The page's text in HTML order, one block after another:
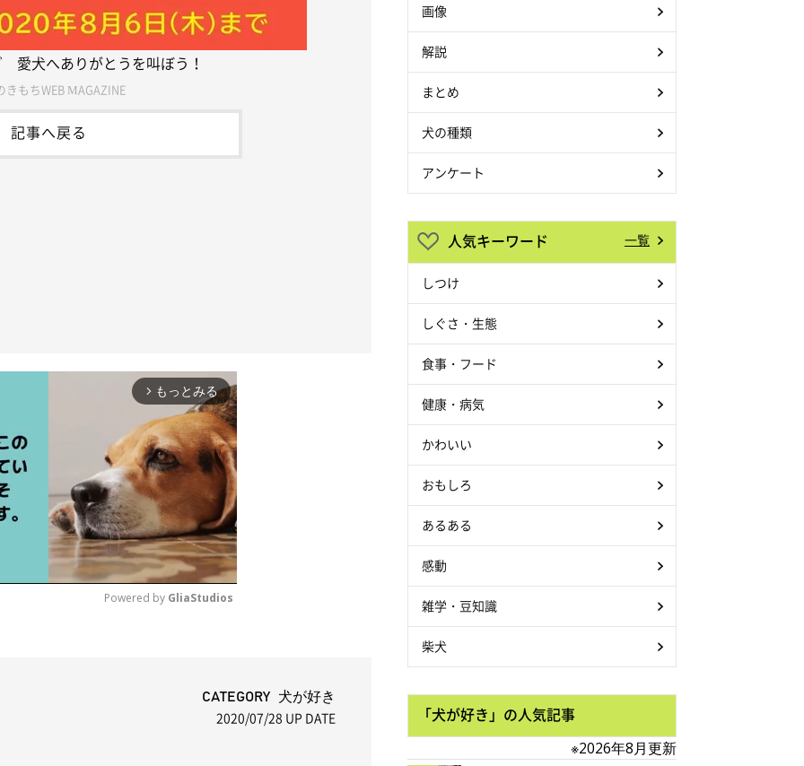
愛犬へありがとうを叫ぼう！
きもちWEB MAGAZINE
記事へ戻る
arrow_forward_ios もっとみる
Powered by GliaStudios
CATEGORY 犬が好き
2020/07/28 UP DATE
画像
解説
まとめ
犬の種類
アンケート
人気キーワード 一覧
しつけ
しぐさ・生態
食事・フード
健康・病気
かわいい
おもしろ
あるある
感動
雑学・豆知識
柴犬
「犬が好き」の人気記事
※2026年8月更新